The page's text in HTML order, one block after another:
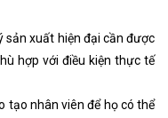
sản xuất hiện đại cần được
hợp với điều kiện thực tế
tạo nhân viên để họ có thể